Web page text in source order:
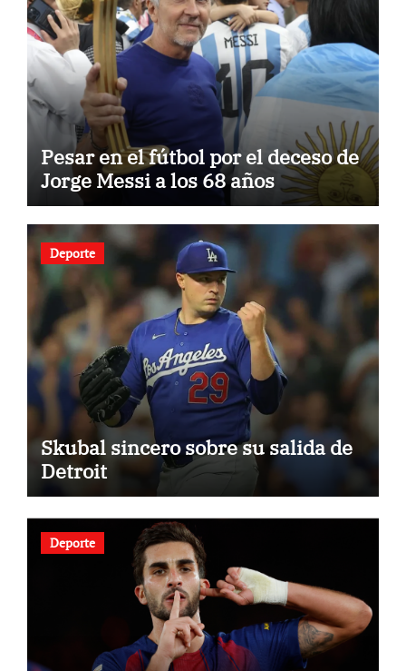
Pesar en el fútbol por el deceso de
Jorge Messi a los 68 años
Deporte
Skubal sincero sobre su salida de
Detroit
Deporte